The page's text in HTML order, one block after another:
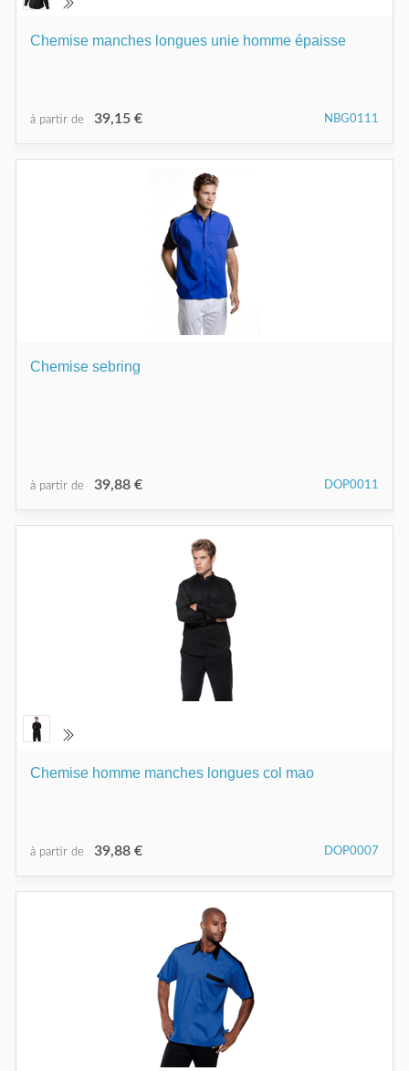
Chemise manches longues unie homme épaisse
à partir de 39,15 € NBG0111
Chemise sebring
à partir de 39,88 € DOP0011
Chemise homme manches longues col mao
à partir de 39,88 € DOP0007